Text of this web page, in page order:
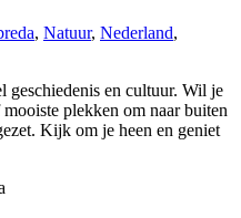
, Natuur, Nederland,
geschiedenis en cultuur. Wil je
plekken om naar buiten
Kijk om je heen en geniet